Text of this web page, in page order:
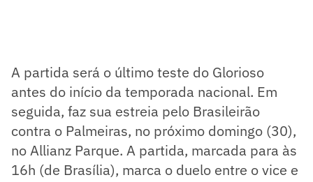
A partida será o último teste do Glorioso
antes do início da temporada nacional. Em
seguida, faz sua estreia pelo Brasileirão
contra o Palmeiras, no próximo domingo (30),
no Allianz Parque. A partida, marcada para às
16h (de Brasília), marca o duelo entre o vice e